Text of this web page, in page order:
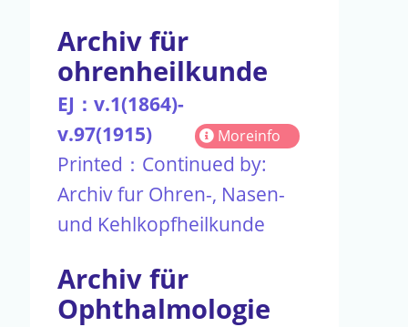
Archiv für
ohrenheilkunde
EJ：v.1(1864)-
v.97(1915)
Moreinfo
Printed：Continued by:
Archiv fur Ohren-, Nasen-
und Kehlkopfheilkunde
Archiv für
Ophthalmologie